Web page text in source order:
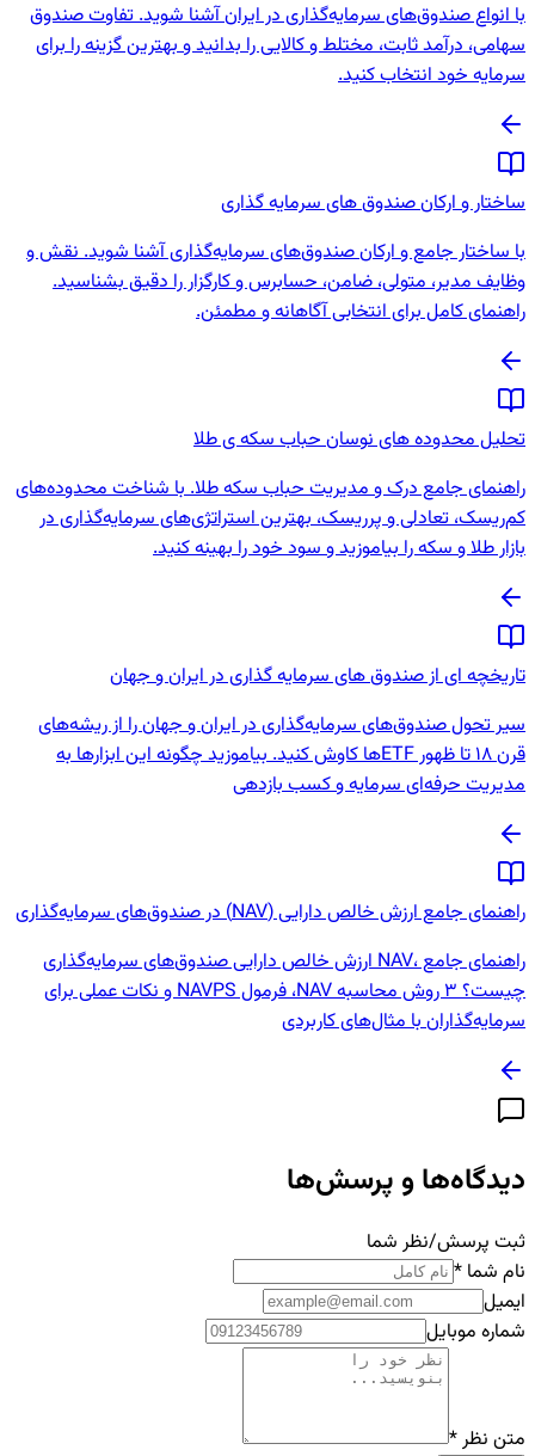
با انواع صندوق‌های سرمایه‌گذاری در ایران آشنا شوید. تفاوت صندوق
سهامی، درآمد ثابت، مختلط و کالایی را بدانید و بهترین گزینه را برای
سرمایه خود انتخاب کنید.
ساختار و ارکان صندوق‌ های سرمایه‌ گذاری
با ساختار جامع و ارکان صندوق‌های سرمایه‌گذاری آشنا شوید. نقش و
وظایف مدیر، متولی، ضامن، حسابرس و کارگزار را دقیق بشناسید.
راهنمای کامل برای انتخابی آگاهانه و مطمئن.
تحلیل محدوده های نوسان حباب سکه ی طلا
راهنمای جامع درک و مدیریت حباب سکه طلا. با شناخت محدوده‌های
کم‌ریسک، تعادلی و پرریسک، بهترین استراتژی‌های سرمایه‌گذاری در
بازار طلا و سکه را بیاموزید و سود خود را بهینه کنید.
تاریخچه ای از صندوق های سرمایه گذاری در ایران و جهان
سیر تحول صندوق‌های سرمایه‌گذاری در ایران و جهان را از ریشه‌های
قرن 18 تا ظهور ETFها کاوش کنید. بیاموزید چگونه این ابزارها به
مدیریت حرفه‌ای سرمایه و کسب بازدهی
راهنمای جامع ارزش خالص دارایی (NAV) در صندوق‌های سرمایه‌گذاری
راهنمای جامع ،NAV ارزش خالص دارایی صندوق‌های سرمایه‌گذاری
چیست؟ 3 روش محاسبه NAV، فرمول NAVPS و نکات عملی برای
سرمایه‌گذاران با مثال‌های کاربردی
دیدگاه‌ها و پرسش‌ها
ثبت پرسش/نظر شما
نام شما *
ایمیل
شماره موبایل
متن نظر*